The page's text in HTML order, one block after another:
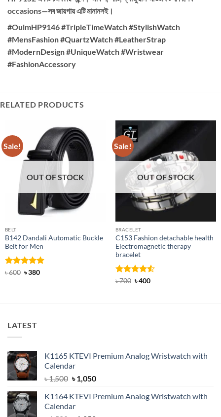
occasions—সব জায়গায় এটি মানানসই।
#OulmHP9146 #TripleTimeWatch #StylishWatch
#MensFashion #QuartzWatch #LeatherStrap
#ModernDesign #UniqueWatch #Wristwear
#FashionAccessory
RELATED PRODUCTS
Sale!
OUT OF STOCK
BELT
B142 Dandali Automatic Buckle
Belt for Men
Rated4.92
৳600 Original
৳380Current
Sale!
OUT OF STOCK
BRACELET
C153 Fashion detachable health
Electromagnetic therapy
bracelet
Rated4.5
৳700 Original
৳400Current
LATEST
K1165 KTEVI Premium Analog Wristwatch with
Calendar
৳1,500 Original
was:
৳ 1,500.
৳1,050Current
is:
K1164 KTEVI Premium Analog Wristwatch with
Calendar